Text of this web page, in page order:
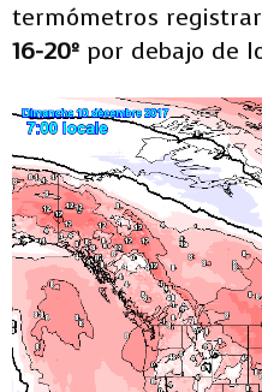
termómetros
16-20º por debajo de